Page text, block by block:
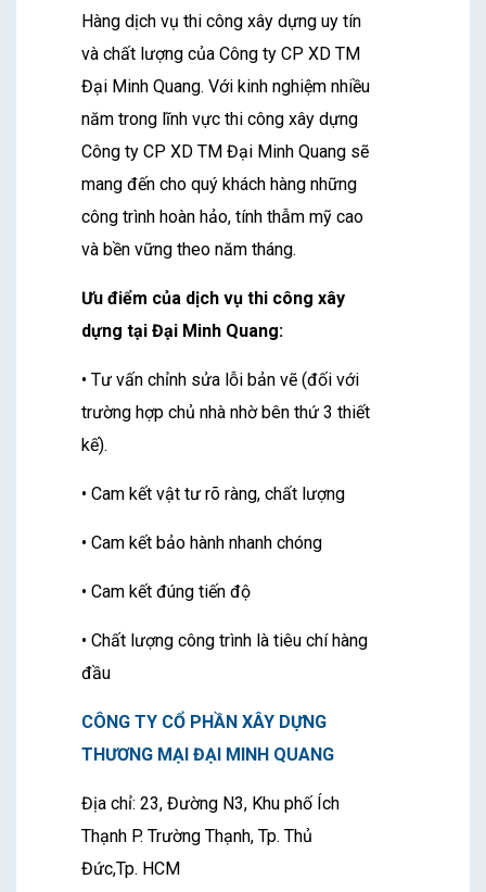
Hàng dịch vụ thi công xây dựng uy tín
và chất lượng của Công ty CP XD TM
Đại Minh Quang. Với kinh nghiệm nhiều
năm trong lĩnh vực thi công xây dựng
Công ty CP XD TM Đại Minh Quang sẽ
mang đến cho quý khách hàng những
công trình hoàn hảo, tính thẫm mỹ cao
và bền vững theo năm tháng.
Ưu điểm của dịch vụ thi công xây
dựng tại Đại Minh Quang:
• Tư vấn chỉnh sửa lỗi bản vẽ (đối với
trường hợp chủ nhà nhờ bên thứ 3 thiết
kế).
• Cam kết vật tư rõ ràng, chất lượng
• Cam kết bảo hành nhanh chóng
• Cam kết đúng tiến độ
• Chất lượng công trình là tiêu chí hàng
đầu
CÔNG TY CỔ PHẦN XÂY DỰNG
THƯƠNG MẠI ĐẠI MINH QUANG
Địa chỉ: 23, Đường N3, Khu phố Ích
Thạnh P. Trường Thạnh, Tp. Thủ
Đức,Tp. HCM